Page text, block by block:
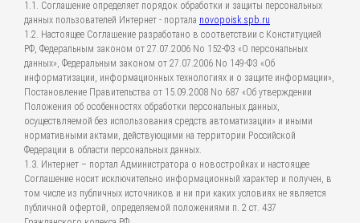
1.1. Соглашение определяет порядок обработки и защиты персональных
данных пользователей Интернет - портала novopoisk.spb.ru
1.2. Настоящее Соглашение разработано в соответствии с Конституцией
РФ, Федеральным законом от 27.07.2006 No 152-ФЗ «О персональных
данных», Федеральным законом от 27.07.2006 No 149-ФЗ «Об
информатизации, информационных технологиях и о защите информации»,
Постановление Правительства от 15.09.2008 No 687 «Об утверждении
Положения об особенностях обработки персональных данных,
осуществляемой без использования средств автоматизации» и иными
нормативными актами, действующими на территории Российской
Федерации в области персональных данных.
1.3. Интернет – портал Администратора о новостройках и настоящее
Соглашение носит исключительно информационный характер и получен, в
том числе из публичных источников и ни при каких условиях не является
публичной офертой, определяемой положениями п. 2 ст. 437